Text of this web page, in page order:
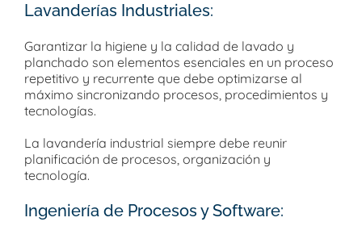
Lavanderías Industriales:
Garantizar la higiene y la calidad de lavado y
planchado son elementos esenciales en un proceso
repetitivo y recurrente que debe optimizarse al
máximo sincronizando procesos, procedimientos y
tecnologías.
La lavandería industrial siempre debe reunir
planificación de procesos, organización y
tecnología.
Ingeniería de Procesos y Software: